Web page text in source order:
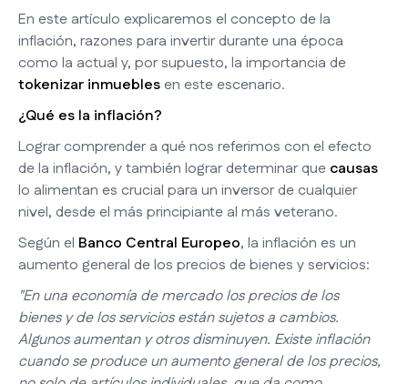
En este artículo explicaremos el concepto de la
inflación, razones para invertir durante una época
como la actual y, por supuesto, la importancia de
tokenizar inmuebles en este escenario.
¿Qué es la inflación?
Lograr comprender a qué nos referimos con el efecto
de la inflación, y también lograr determinar que causas
lo alimentan es crucial para un inversor de cualquier
nivel, desde el más principiante al más veterano.
Según el Banco Central Europeo, la inflación es un
aumento general de los precios de bienes y servicios:
"En una economía de mercado los precios de los
bienes y de los servicios están sujetos a cambios.
Algunos aumentan y otros disminuyen. Existe inflación
cuando se produce un aumento general de los precios,